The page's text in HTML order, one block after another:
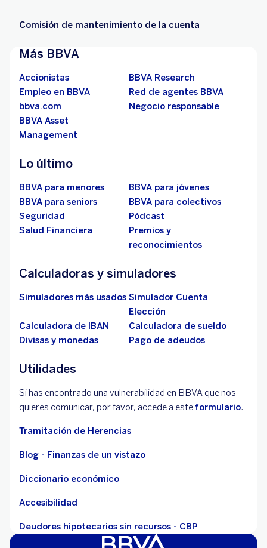
Comisión de mantenimiento de la cuenta
Más BBVA
Accionistas
BBVA Research
Empleo en BBVA
Red de agentes BBVA
bbva.com
Negocio responsable
BBVA Asset
Management
Lo último
BBVA para menores
BBVA para jóvenes
BBVA para seniors
BBVA para colectivos
Seguridad
Pódcast
Salud Financiera
Premios y
reconocimientos
Calculadoras y simuladores
Simuladores más usados Simulador Cuenta
Elección
Calculadora de IBAN
Calculadora de sueldo
Divisas y monedas
Pago de adeudos
Utilidades
Si has encontrado una vulnerabilidad en BBVA que nos
quieres comunicar, por favor, accede a este formulario.
Tramitación de Herencias
Blog - Finanzas de un vistazo
Diccionario económico
Accesibilidad
Deudores hipotecarios sin recursos - CBP